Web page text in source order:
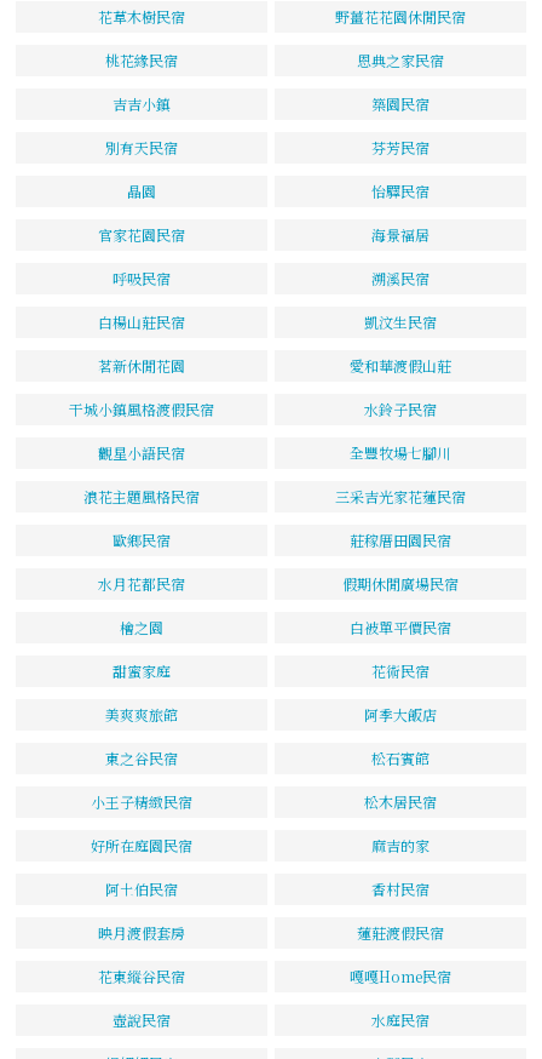
花草木樹民宿 野薑花花園休閒民宿
桃花緣民宿 恩典之家民宿
吉吉小鎮 築園民宿
別有天民宿 芬芳民宿
晶園 怡驛民宿
官家花園民宿 海景福居
呼吸民宿 溯溪民宿
白楊山莊民宿 凱汶生民宿
茗新休閒花園 愛和華渡假山莊
干城小鎮風格渡假民宿 水鈴子民宿
觀星小語民宿 全豐牧場七腳川
浪花主題風格民宿 三采吉光家花蓮民宿
歐鄉民宿 莊稼厝田園民宿
水月花都民宿 假期休閒廣場民宿
檜之園 白被單平價民宿
甜蜜家庭 花術民宿
美爽爽旅館 阿季大飯店
東之谷民宿 松石賓館
小王子精緻民宿 松木居民宿
好所在庭園民宿 麻吉的家
阿土伯民宿 香村民宿
映月渡假套房 蓮莊渡假民宿
花東縱谷民宿 嘎嘎Home民宿
壺說民宿 水庭民宿